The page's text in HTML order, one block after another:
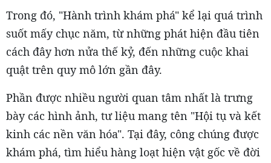
Trong đó, "Hành trình khám phá" kể lại quá trình
suốt mấy chục năm, từ những phát hiện đầu tiên
cách đây hơn nửa thế kỷ, đến những cuộc khai
quật trên quy mô lớn gần đây.
Phần được nhiều người quan tâm nhất là trưng
bày các hình ảnh, tư liệu mang tên "Hội tụ và kết
kinh các nền văn hóa". Tại đây, công chúng được
khám phá, tìm hiểu hàng loạt hiện vật gốc về đời